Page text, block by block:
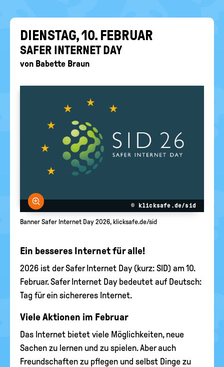
Bildung
/
DIENS­TAG, 10. FE­BRU­AR
SAFER IN­TER­NET DAY
von Babette Braun
Bild vergrößern
© klicksafe.de/sid
Banner Safer Internet Day 2026, klicksafe.de/sid
Ein besseres Internet für alle!
2026 ist der Safer Internet Day (kurz: SID) am 10.
Februar. Safer Internet Day bedeutet auf Deutsch:
Tag für ein sichereres Internet.
Viele Aktionen im Februar
Das Internet bietet viele Möglichkeiten, neue
Sachen zu lernen und zu spielen. Aber auch
Freundschaften zu pflegen und selbst Dinge zu